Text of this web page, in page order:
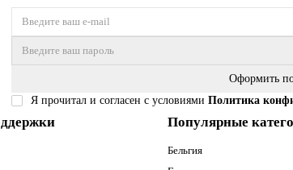
Оформить
Я прочитал и согласен с условиями Политика
Популярные
Бельгия